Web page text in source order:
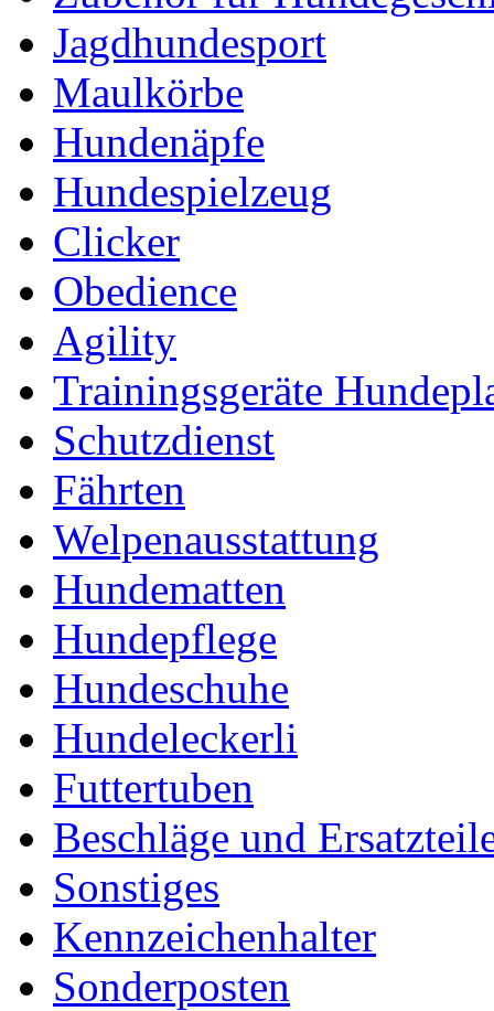
Jagdhundesport
Maulkörbe
Hundenäpfe
Hundespielzeug
Clicker
Obedience
Agility
Trainingsgeräte
Schutzdienst
Fährten
Welpenausstattung
Hundematten
Hundepflege
Hundeschuhe
Hundeleckerli
Futtertuben
Beschläge und
Sonstiges
Kennzeichenhalter
Sonderposten